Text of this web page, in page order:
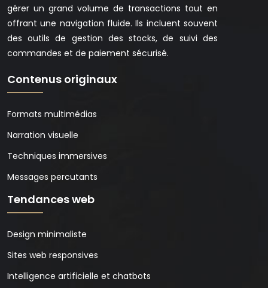
gérer un grand volume de transactions tout en
offrant une navigation fluide. Ils incluent souvent
des outils de gestion des stocks, de suivi des
commandes et de paiement sécurisé.
Contenus originaux
Formats multimédias
Narration visuelle
Techniques immersives
Messages percutants
Tendances web
Design minimaliste
Sites web responsives
Intelligence artificielle et chatbots